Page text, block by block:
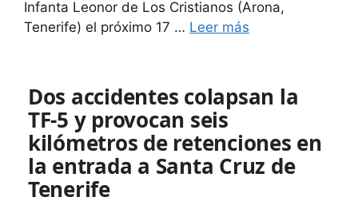
Infanta Leonor de Los Cristianos (Arona,
Tenerife) el próximo 17 … Leer más
Dos accidentes colapsan la
TF-5 y provocan seis
kilómetros de retenciones en
la entrada a Santa Cruz de
Tenerife